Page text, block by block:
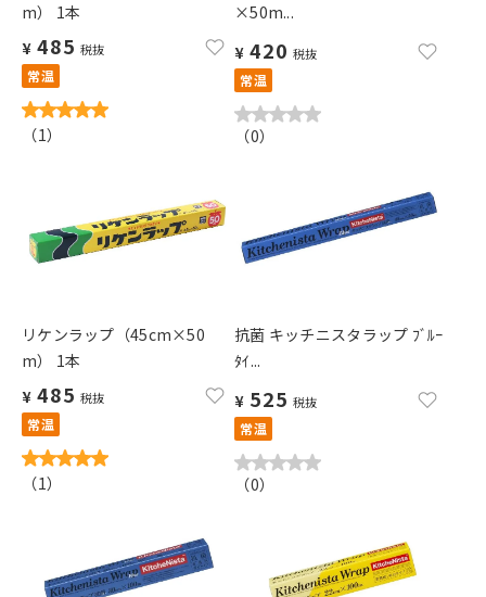
m） 1本
¥ 485 税抜
常温
（1）
×50m...
¥ 420 税抜
常温
（0）
リケンラップ（45cm×50
m） 1本
¥ 485 税抜
常温
（1）
抗菌 キッチニスタラップ ﾌﾞﾙｰ
ﾀｲ...
¥ 525 税抜
常温
（0）